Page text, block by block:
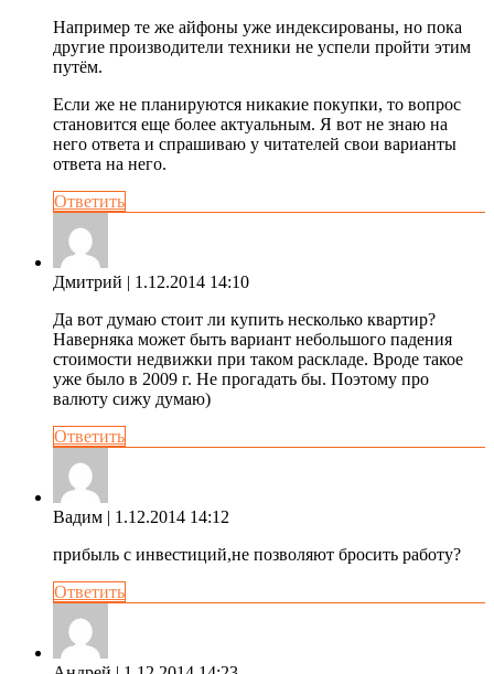
Например те же айфоны уже индексированы, но пока
другие производители техники не успели пройти этим
путём.
Если же не планируются никакие покупки, то вопрос
становится еще более актуальным. Я вот не знаю на
него ответа и спрашиваю у читателей свои варианты
ответа на него.
Ответить
Дмитрий | 1.12.2014 14:10
Да вот думаю стоит ли купить несколько квартир?
Наверняка может быть вариант небольшого падения
стоимости недвижки при таком раскладе. Вроде такое
уже было в 2009 г. Не прогадать бы. Поэтому про
валюту сижу думаю)
Ответить
Вадим | 1.12.2014 14:12
прибыль с инвестиций,не позволяют бросить работу?
Ответить